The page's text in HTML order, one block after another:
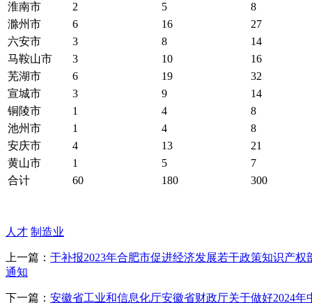
淮南市
2 5
8
滁州市
6 16
27
六安市
3 8
14
马鞍山市
3 10
16
芜湖市
6 19
32
宣城市
3 9
14
铜陵市
1 4
8
池州市
1 4
8
安庆市
4 13
21
黄山市
1 5
7
合计
60 180 300
人才 制造业
上一篇： 于补报2023年合肥市促进经济发展若干政策知识产权
通知
下一篇： 安徽省工业和信息化厅安徽省财政厅关于做好2024年